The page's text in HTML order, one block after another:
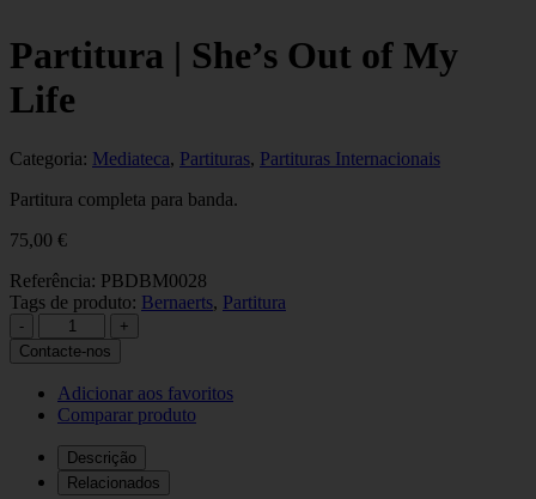
Partitura | She’s Out of My
Life
Categoria: Mediateca, Partituras, Partituras Internacionais
Partitura completa para banda.
75,00 €
Referência: PBDBM0028
Tags de produto: Bernaerts, Partitura
-
Quantidade
de
Partitura
|
She's
Out
of
My
Life
+
Contacte-nos
Adicionar aos favoritos
Comparar produto
Descrição
Relacionados